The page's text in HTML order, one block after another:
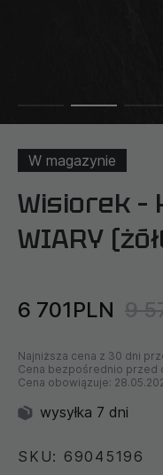
W magazynie
Wisiorek –
WIARY
6 701PLN 9
Najniższa cena z 30 dni
Cena bezpośrednio przed
Cena obowiązuje:
wysyłka 7 dni
SKU: 69045196